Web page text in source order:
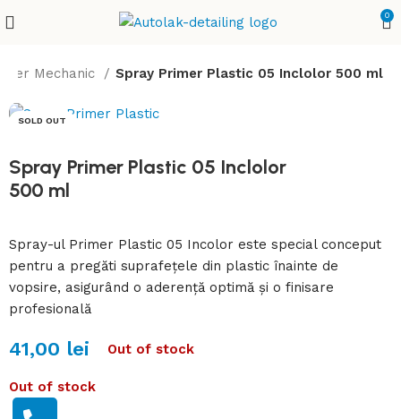
0
Mechanic Spray Primer Plastic 05 Inclolor 500 ml
SOLD OUT
Spray Primer Plastic 05 Inclolor
500 ml
Spray-ul Primer Plastic 05 Incolor este special conceput
pentru a pregăti suprafețele din plastic înainte de
vopsire, asigurând o aderență optimă și o finisare
profesională
41,00 lei Out of stock
Out of stock